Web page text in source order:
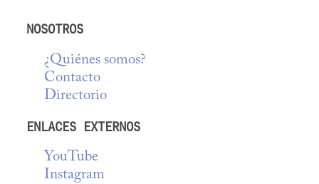
NOSOTROS
¿Quiénes somos?
Contacto
Directorio
ENLACES EXTERNOS
YouTube
Instagram